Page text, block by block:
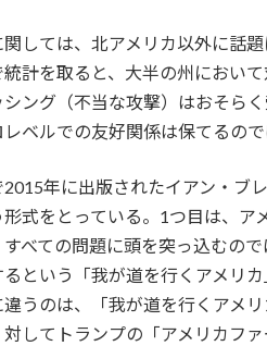
しては、北アメリカ以外に話
計を取ると、大半の州におい
シング（不当な攻撃）はおそら
ベルでの友好関係は保てるので
2015年に出版されたイアン・ブ
形式をとっている。1つ目は、
すべての問題に頭を突っ込むの
という「我が道を行くアメリ
うのは、「我が道を行くアメ
対してトランプの「アメリカフ